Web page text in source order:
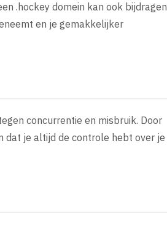
.hockey domein kan ook bijdragen
en je gemakkelijker
concurrentie en misbruik. Door
dat je altijd de controle hebt over je